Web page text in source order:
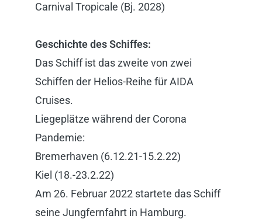
Carnival Tropicale (Bj. 2028)
Geschichte des Schiffes:
Das Schiff ist das zweite von zwei
Schiffen der Helios-Reihe für AIDA
Cruises.
Liegeplätze während der Corona
Pandemie:
Bremerhaven (6.12.21-15.2.22)
Kiel (18.-23.2.22)
Am 26. Februar 2022 startete das Schiff
seine Jungfernfahrt in Hamburg.